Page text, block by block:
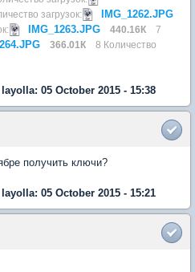
загрузок: IMG_1262.JPG
IMG_1263.JPG 440.16К
7
366.01К
8 Количество
05 October 2015 - 15:38
получить ключи?
05 October 2015 - 15:21